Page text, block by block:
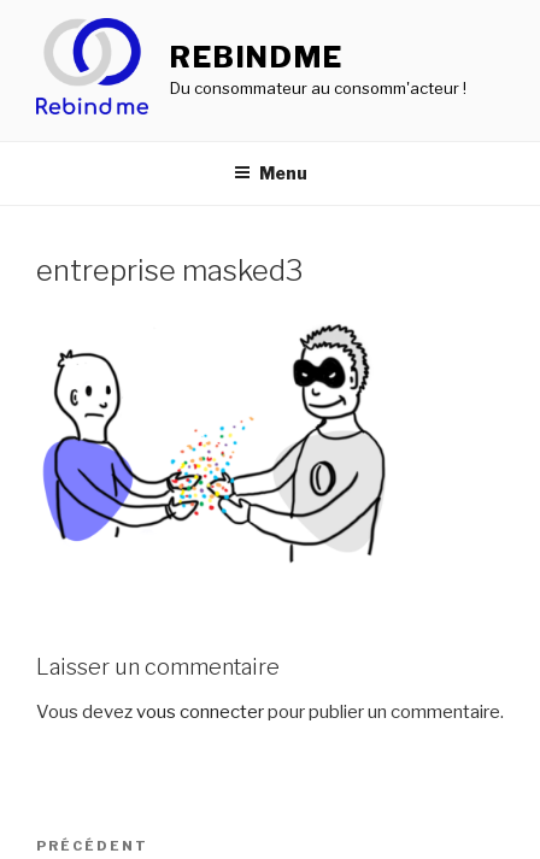
contenu
principal
REBINDME
Du consommateur au consomm'acteur !
Menu
entreprise masked3
Laisser un commentaire
Vous devezvous connecterpour publier un commentaire.
Navigation
Article
PRÉCÉDENT